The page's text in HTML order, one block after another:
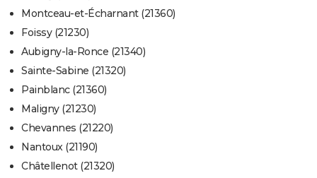
Montceau-et-Écharnant (21360)
Foissy (21230)
Aubigny-la-Ronce (21340)
Sainte-Sabine (21320)
Painblanc (21360)
Maligny (21230)
Chevannes (21220)
Nantoux (21190)
Châtellenot (21320)